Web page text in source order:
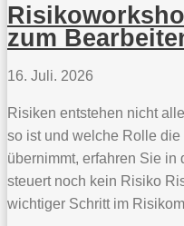
zum
16. Juli. 2026
Risiken entstehen nicht
so ist und welche Rolle
übernimmt, erfahren Sie
steuert noch kein Risiko
wichtiger Schritt im